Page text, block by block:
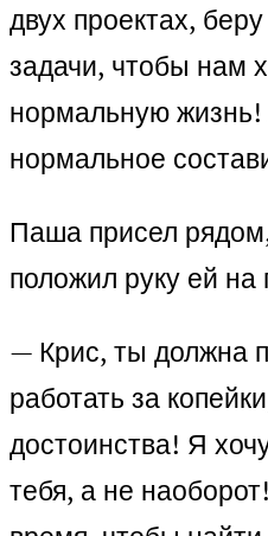
двух проектах,
задачи, чтобы нам
нормальную
нормальное
Паша присел
положил руку ей на
— Крис, ты должна
работать за
достоинства! Я
тебя, а не